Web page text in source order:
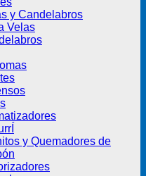
y Candelabros
Velas
y Quemadores de